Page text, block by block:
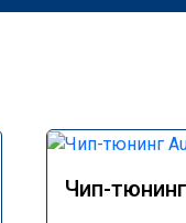
Чип-